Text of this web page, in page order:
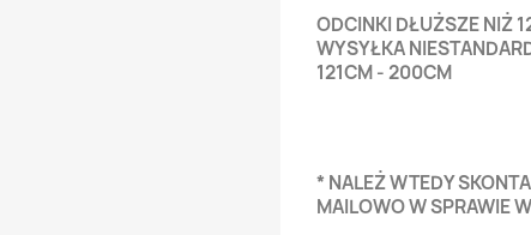
ODCINKI DŁUŻSZE NIŻ
WYSYŁKA
121CM - 200CM
* NALEŻ WTEDY
MAILOWO W SPRAWIE